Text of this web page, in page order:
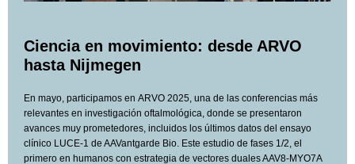
Ciencia en movimiento: desde ARVO
hasta Nijmegen
En mayo, participamos en ARVO 2025, una de las conferencias más
relevantes en investigación oftalmológica, donde se presentaron
avances muy prometedores, incluidos los últimos datos del ensayo
clínico LUCE‑1 de AAVantgarde Bio. Este estudio de fases 1/2, el
primero en humanos con estrategia de vectores duales AAV8‑MYO7A